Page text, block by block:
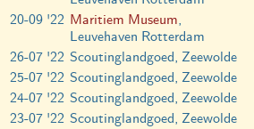
20-09 '22 Maritiem Museum,
Leuvehaven Rotterdam
26-07 '22 Scoutinglandgoed, Zeewolde
25-07 '22 Scoutinglandgoed, Zeewolde
24-07 '22 Scoutinglandgoed, Zeewolde
23-07 '22 Scoutinglandgoed, Zeewolde